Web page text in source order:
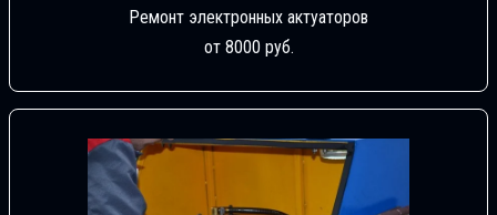
Ремонт электронных актуаторов
от 8000 руб.